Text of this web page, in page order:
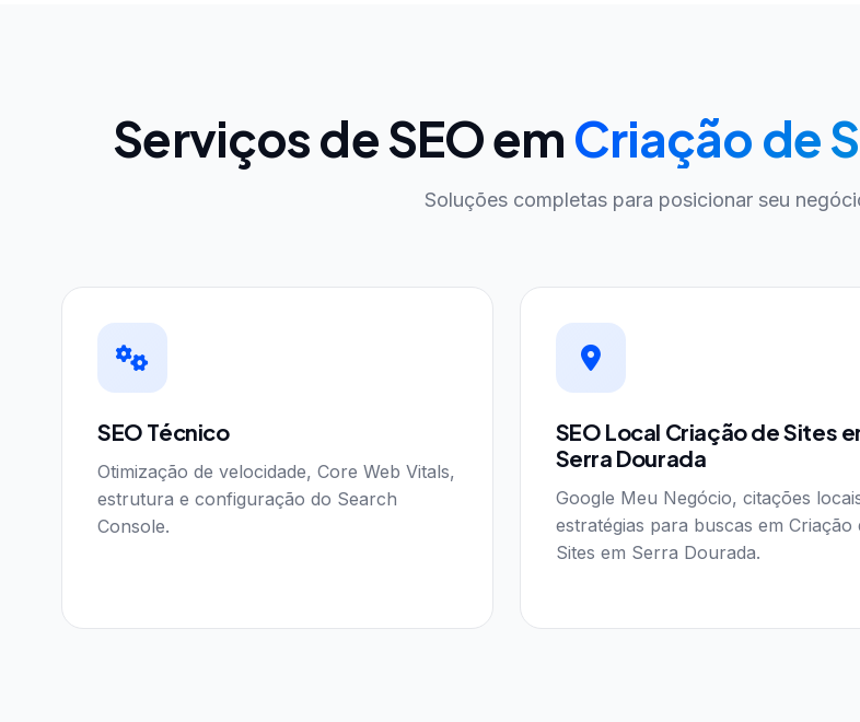
Serviços de SEO emCriação de
Soluções completas para posicionar seu
SEO Técnico
Otimização de velocidade, Core Web Vitals,
estrutura e configuração do Search
Console.
SEO Local Criação de Sites
Serra Dourada
Google Meu Negócio, citações
estratégias para buscas em Criação
Sites em Serra Dourada.